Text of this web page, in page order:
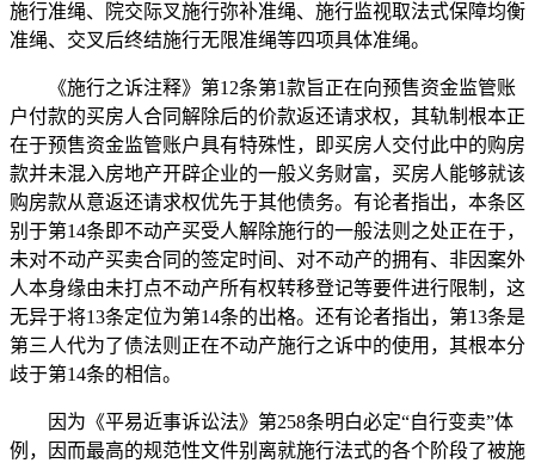
施行准绳、院交际叉施行弥补准绳、施行监视取法式保障均衡
准绳、交叉后终结施行无限准绳等四项具体准绳。
《施行之诉注释》第12条第1款旨正在向预售资金监管账
户付款的买房人合同解除后的价款返还请求权，其轨制根本正
在于预售资金监管账户具有特殊性，即买房人交付此中的购房
款并未混入房地产开辟企业的一般义务财富，买房人能够就该
购房款从意返还请求权优先于其他债务。有论者指出，本条区
别于第14条即不动产买受人解除施行的一般法则之处正在于，
未对不动产买卖合同的签定时间、对不动产的拥有、非因案外
人本身缘由未打点不动产所有权转移登记等要件进行限制，这
无异于将13条定位为第14条的出格。还有论者指出，第13条是
第三人代为了债法则正在不动产施行之诉中的使用，其根本分
歧于第14条的相信。
因为《平易近事诉讼法》第258条明白必定“自行变卖”体
例，因而最高的规范性文件别离就施行法式的各个阶段了被施